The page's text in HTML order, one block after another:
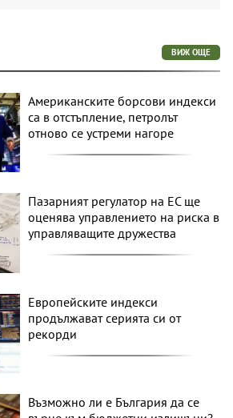
ВИЖ ОЩЕ
Американските борсови индекси
са в отстъпление, петролът
отново се устреми нагоре
Пазарният регулатор на ЕС ще
оценява управлението на риска в
управляващите дружества
Европейските индекси
продължават серията си от
рекорди
Възможно ли е България да се